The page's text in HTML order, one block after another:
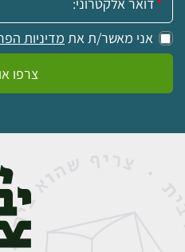
אני מאשר/ת את מדיניות
צרפו